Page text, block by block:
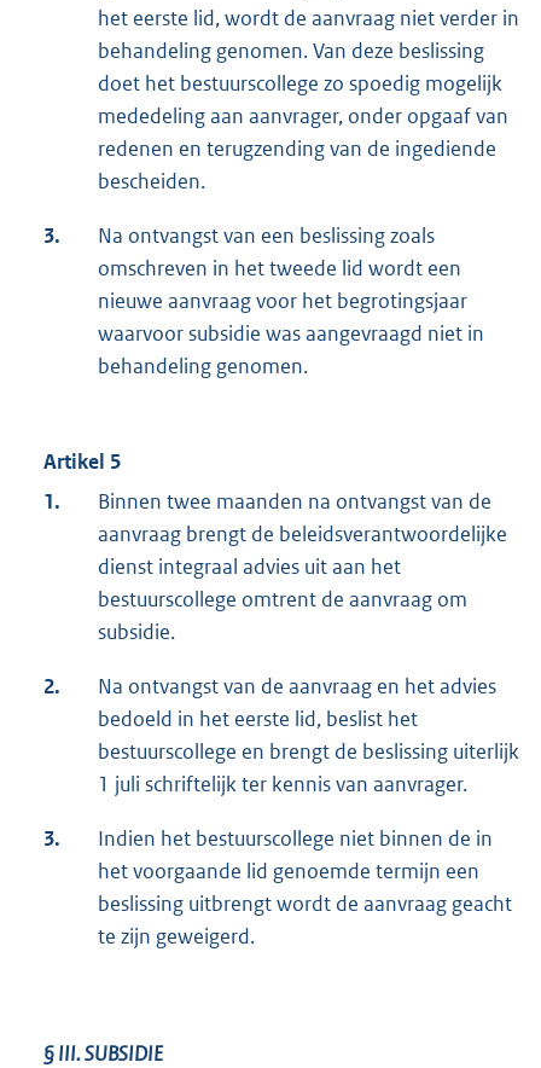
het eerste lid, wordt de aanvraag niet verder in
behandeling genomen. Van deze beslissing
doet het bestuurscollege zo spoedig mogelijk
mededeling aan aanvrager, onder opgaaf van
redenen en terugzending van de ingediende
bescheiden.
3.
Na ontvangst van een beslissing zoals
omschreven in het tweede lid wordt een
nieuwe aanvraag voor het begrotingsjaar
waarvoor subsidie was aangevraagd niet in
behandeling genomen.
Artikel 5
1.
Binnen twee maanden na ontvangst van de
aanvraag brengt de beleidsverantwoordelijke
dienst integraal advies uit aan het
bestuurscollege omtrent de aanvraag om
subsidie.
2.
Na ontvangst van de aanvraag en het advies
bedoeld in het eerste lid, beslist het
bestuurscollege en brengt de beslissing uiterlijk
1 juli schriftelijk ter kennis van aanvrager.
3.
Indien het bestuurscollege niet binnen de in
het voorgaande lid genoemde termijn een
beslissing uitbrengt wordt de aanvraag geacht
te zijn geweigerd.
§ III.SUBSIDIE